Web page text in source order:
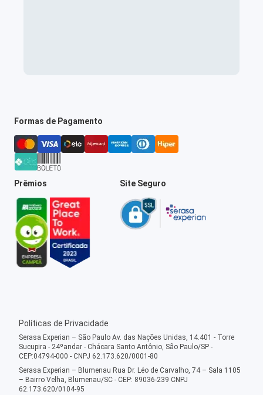
Formas de Pagamento
Prêmios Site Seguro
Políticas de Privacidade
Serasa Experian – São Paulo Av. das Nações Unidas, 14.401 - Torre
Sucupira - 24ºandar - Chácara Santo Antônio, São Paulo/SP -
CEP:04794-000 - CNPJ 62.173.620/0001-80
Serasa Experian – Blumenau Rua Dr. Léo de Carvalho, 74 – Sala 1105
– Bairro Velha, Blumenau/SC - CEP: 89036-239 CNPJ
62.173.620/0104-95